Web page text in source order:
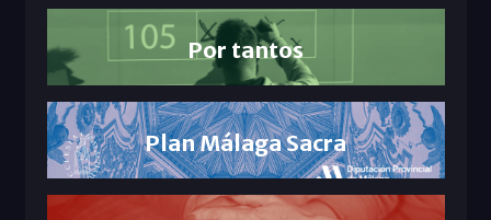
Por tantos
Plan Málaga Sacra